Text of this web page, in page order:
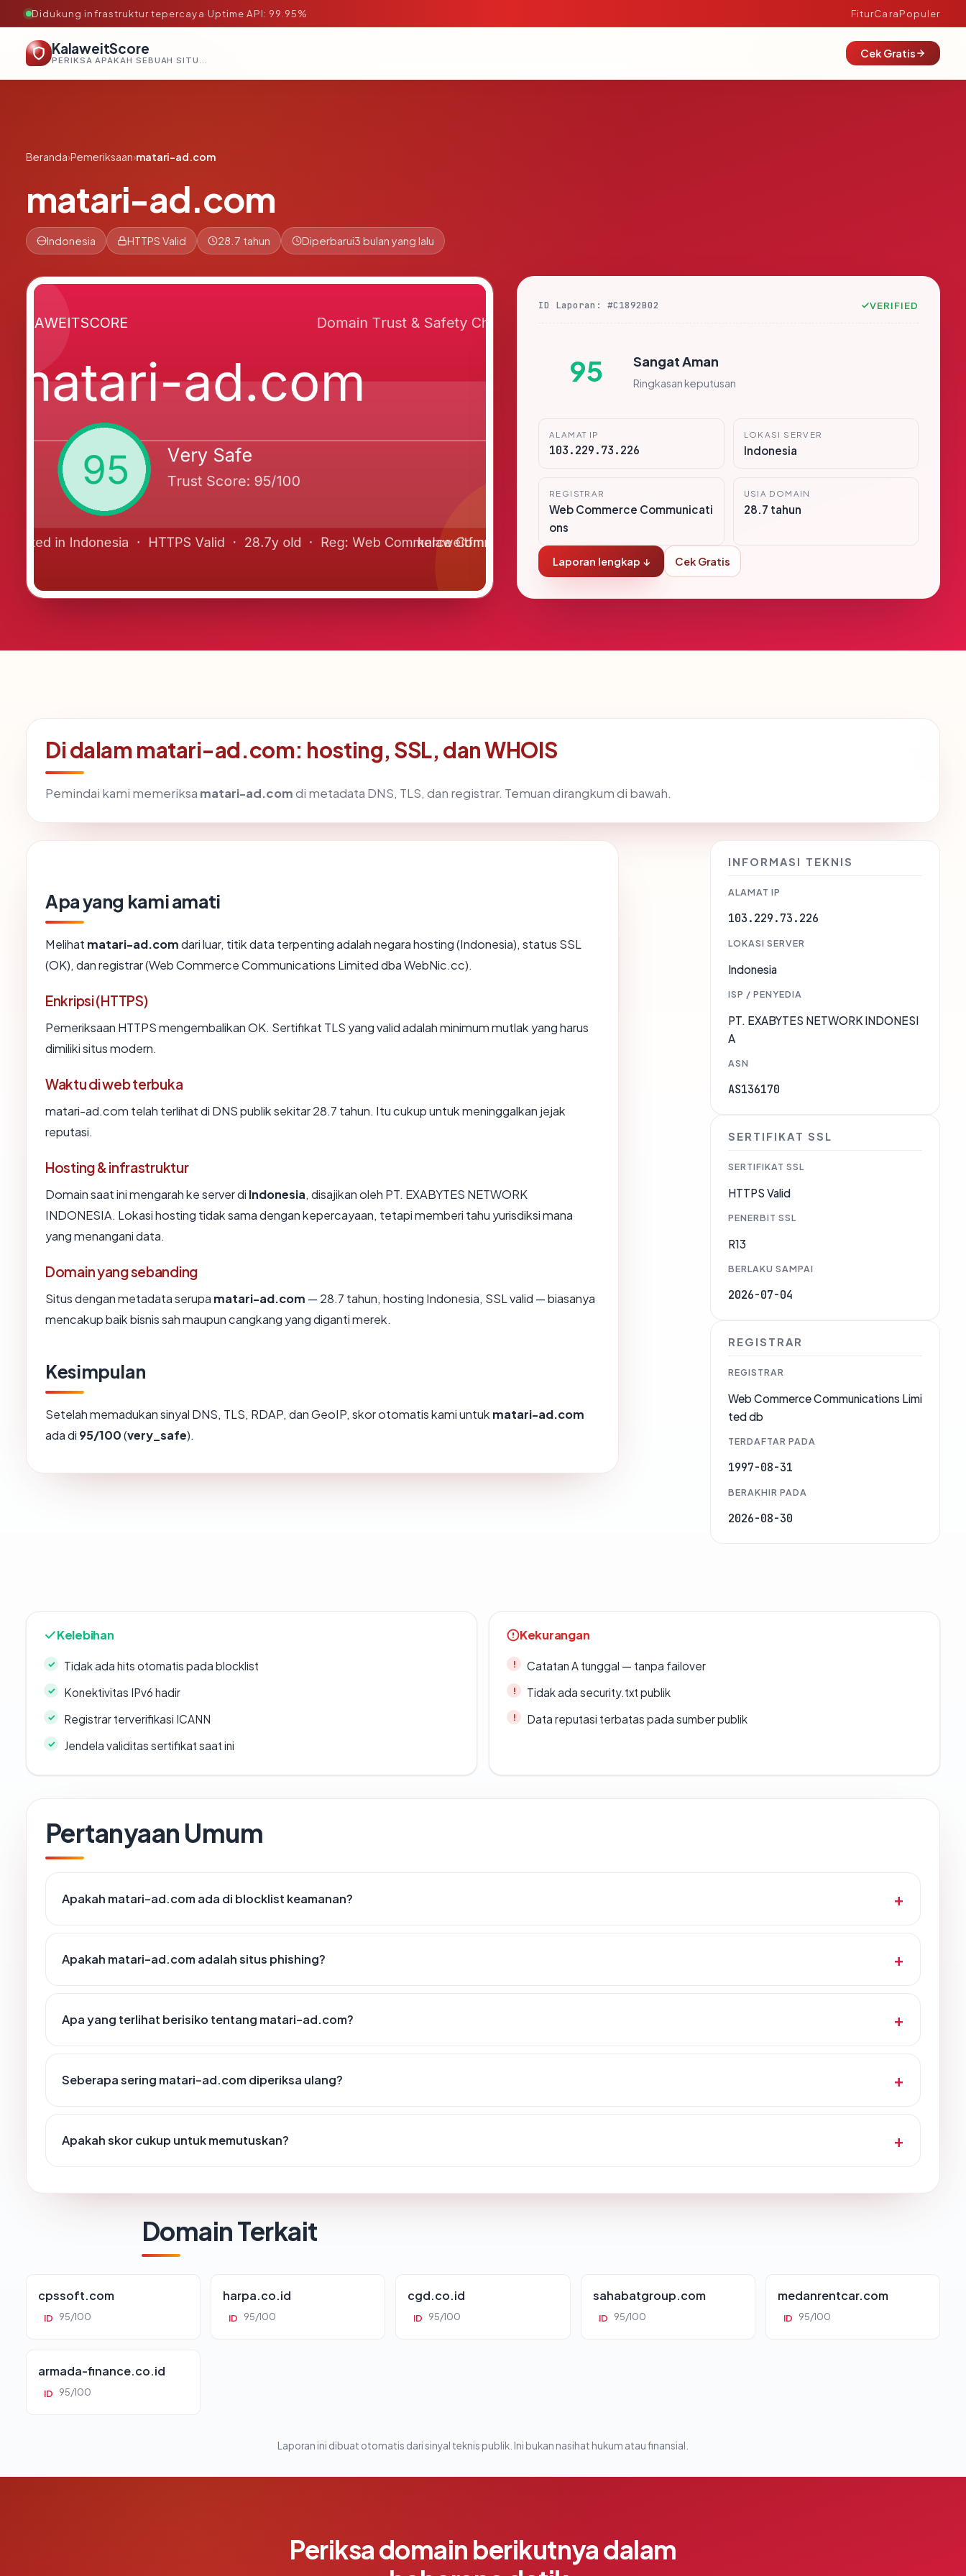
Didukung infrastruktur tepercaya·Uptime API: 99.95% FiturCaraPopuler
KalaweitScore
PERIKSA APAKAH SEBUAH SITUS AMAN, TEPERCAYA, DAN TERVERIFIKASI DALAM HITUNGAN DETIK.
Cek Gratis
Beranda›Pemeriksaan›matari-ad.com
matari-ad.com
Indonesia HTTPS Valid 28.7 tahun Diperbarui3 bulan yang lalu
ID Laporan: #C1892B02 VERIFIED
95 Sangat Aman
Ringkasan keputusan
ALAMAT IP
103.229.73.226
LOKASI SERVER
Indonesia
REGISTRAR
Web Commerce Communicati
ons
USIA DOMAIN
28.7 tahun
Laporan lengkap ↓ Cek Gratis
Di dalam matari-ad.com: hosting, SSL, dan WHOIS
Pemindai kami memeriksa matari-ad.comdi metadata DNS, TLS, dan registrar. Temuan dirangkum di bawah.
Apa yang kami amati
Melihat matari-ad.comdari luar, titik data terpenting adalah negara hosting (Indonesia), status SSL
(OK), dan registrar (Web Commerce Communications Limited dba WebNic.cc).
Enkripsi (HTTPS)
Pemeriksaan HTTPS mengembalikan OK. Sertifikat TLS yang valid adalah minimum mutlak yang harus
dimiliki situs modern.
Waktu di web terbuka
matari-ad.com telah terlihat di DNS publik sekitar 28.7 tahun. Itu cukup untuk meninggalkan jejak
reputasi.
Hosting & infrastruktur
Domain saat ini mengarah ke server di Indonesia, disajikan oleh PT. EXABYTES NETWORK
INDONESIA. Lokasi hosting tidak sama dengan kepercayaan, tetapi memberi tahu yurisdiksi mana
yang menangani data.
Domain yang sebanding
Situs dengan metadata serupa matari-ad.com — 28.7 tahun, hosting Indonesia, SSL valid — biasanya
mencakup baik bisnis sah maupun cangkang yang diganti merek.
Kesimpulan
Setelah memadukan sinyal DNS, TLS, RDAP, dan GeoIP, skor otomatis kami untuk matari-ad.com
ada di 95/100(very_safe).
INFORMASI TEKNIS
ALAMAT IP
103.229.73.226
LOKASI SERVER
Indonesia
ISP / PENYEDIA
PT. EXABYTES NETWORK INDONESI
A
ASN
AS136170
SERTIFIKAT SSL
SERTIFIKAT SSL
HTTPS Valid
PENERBIT SSL
R13
BERLAKU SAMPAI
2026-07-04
REGISTRAR
REGISTRAR
Web Commerce Communications Limi
ted db
TERDAFTAR PADA
1997-08-31
BERAKHIR PADA
2026-08-30
Kelebihan
Tidak ada hits otomatis pada blocklist
Konektivitas IPv6 hadir
Registrar terverifikasi ICANN
Jendela validitas sertifikat saat ini
Kekurangan
Catatan A tunggal — tanpa failover
Tidak ada security.txt publik
Data reputasi terbatas pada sumber publik
Pertanyaan Umum
Apakah matari-ad.com ada di blocklist keamanan?
Apakah matari-ad.com adalah situs phishing?
Apa yang terlihat berisiko tentang matari-ad.com?
Seberapa sering matari-ad.com diperiksa ulang?
Apakah skor cukup untuk memutuskan?
Domain Terkait
cpssoft.com
ID 95/100
harpa.co.id
ID 95/100
cgd.co.id
ID 95/100
sahabatgroup.com
ID 95/100
medanrentcar.com
ID 95/100
armada-finance.co.id
ID 95/100
Laporan ini dibuat otomatis dari sinyal teknis publik. Ini bukan nasihat hukum atau finansial.
Periksa domain berikutnya dalam